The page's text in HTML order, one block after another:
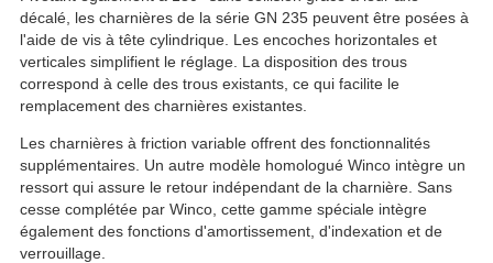
décalé, les charnières de la série GN 235 peuvent être posées à
l'aide de vis à tête cylindrique. Les encoches horizontales et
verticales simplifient le réglage. La disposition des trous
correspond à celle des trous existants, ce qui facilite le
remplacement des charnières existantes.
Les charnières à friction variable offrent des fonctionnalités
supplémentaires. Un autre modèle homologué Winco intègre un
ressort qui assure le retour indépendant de la charnière. Sans
cesse complétée par Winco, cette gamme spéciale intègre
également des fonctions d'amortissement, d'indexation et de
verrouillage.